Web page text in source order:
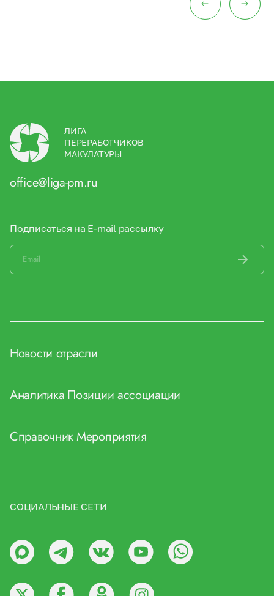
ЛИГА
ПЕРЕРАБОТЧИКОВ
МАКУЛАТУРЫ
office@liga-pm.ru
Подписаться на E-mail рассылку
Новости отрасли
Аналитика Позиции ассоциации
СправочникМероприятия
СОЦИАЛЬНЫЕ СЕТИ